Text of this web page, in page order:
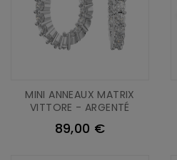
MINI ANNEAUX MATRIX
VITTORE - ARGENTÉ
89,00 €